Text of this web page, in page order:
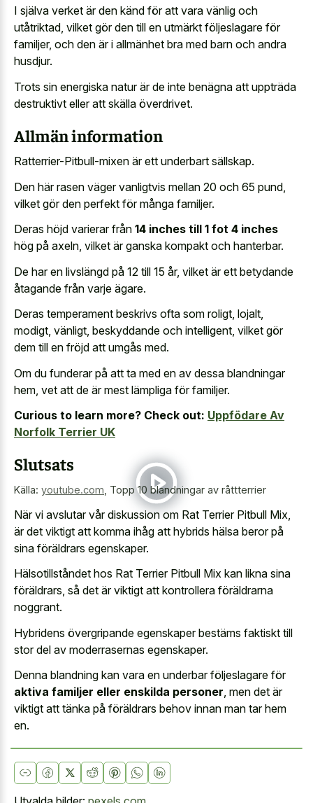
I själva verket är den känd för att vara vänlig och
utåtriktad, vilket gör den till en utmärkt följeslagare för
familjer, och den är i allmänhet bra med barn och andra
husdjur.
Trots sin energiska natur är de inte benägna att uppträda
destruktivt eller att skälla överdrivet.
Allmän information
Ratterrier-Pitbull-mixen är ett underbart sällskap.
Den här rasen väger vanligtvis mellan 20 och 65 pund,
vilket gör den perfekt för många familjer.
Deras höjd varierar från 14 inches till 1 fot 4 inches
hög på axeln, vilket är ganska kompakt och hanterbar.
De har en livslängd på 12 till 15 år, vilket är ett betydande
åtagande från varje ägare.
Deras temperament beskrivs ofta som roligt, lojalt,
modigt, vänligt, beskyddande och intelligent, vilket gör
dem till en fröjd att umgås med.
Om du funderar på att ta med en av dessa blandningar
hem, vet att de är mest lämpliga för familjer.
Curious to learn more? Check out: Uppfödare Av
Norfolk Terrier UK
Slutsats
Källa: youtube.com Topp 10 blandningar av råttterrier
När vi avslutar vår diskussion om Rat Terrier Pitbull Mix,
är det viktigt att komma ihåg att hybrids hälsa beror på
sina föräldrars egenskaper.
Hälsotillståndet hos Rat Terrier Pitbull Mix kan likna sina
föräldrars, så det är viktigt att kontrollera föräldrarna
noggrant.
Hybridens övergripande egenskaper bestäms faktiskt till
stor del av moderrasernas egenskaper.
Denna blandning kan vara en underbar följeslagare för
aktiva familjer eller enskilda personer, men det är
viktigt att tänka på föräldrars behov innan man tar hem
en.